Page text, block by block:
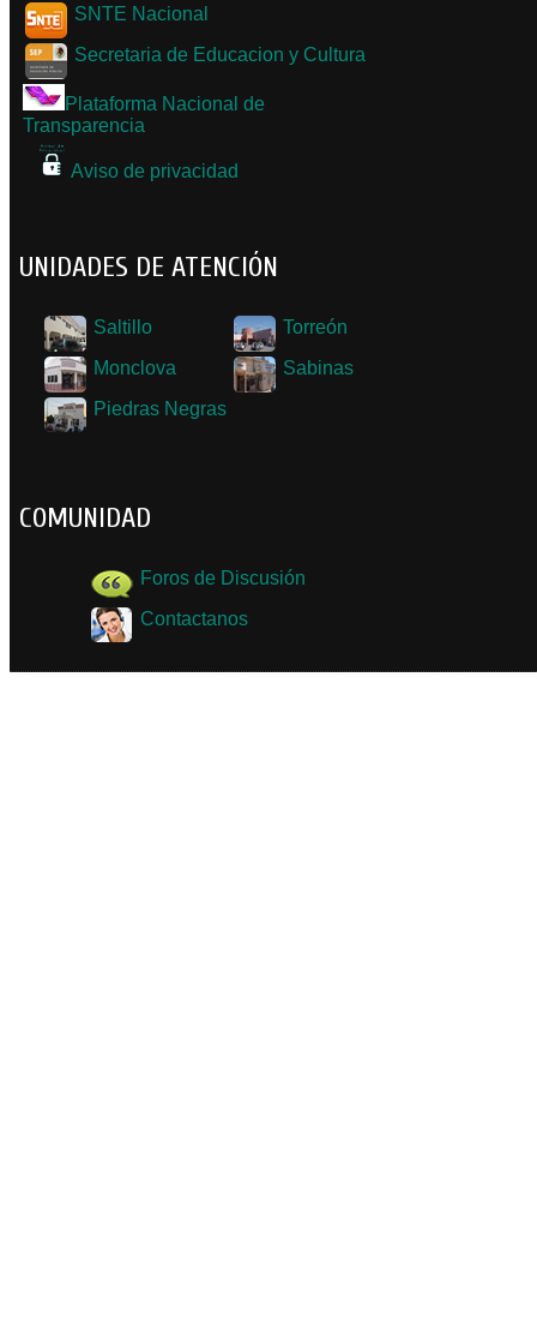
SNTE Nacional
Secretaria de Educacion y Cultura
Plataforma Nacional de
Transparencia
Aviso de privacidad
UNIDADES DE ATENCIÓN
Saltillo
Torreón
Monclova
Sabinas
Piedras Negras
COMUNIDAD
Foros de Discusión
Contactanos